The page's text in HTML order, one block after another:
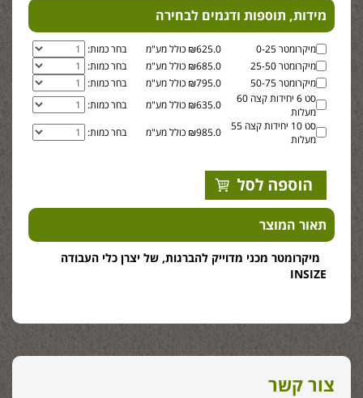
מידות, תוספות ודגמים לבחירה
מיקרומטר 0-25 ₪625.0 כולל מע"מ
בחר כמות:
מיקרומטר 25-50
₪685.0 כולל מע"מ
בחר כמות:
מיקרומטר 50-75
₪795.0 כולל מע"מ
בחר כמות:
סט 6 יחידות קצה 60
מעלות
₪635.0 כולל מע"מ
בחר כמות:
סט 10 יחידות קצה 55
מעלות
₪985.0 כולל מע"מ בחר כמות:
תאור המוצר
מיקרומטר מכני מדוייק להברגות, של יצרן כלי העבודה
INSIZE
צור קשר